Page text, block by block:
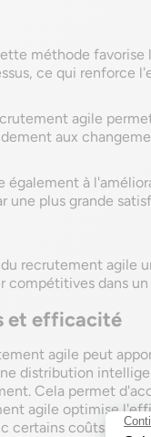
méthode
ce qui renforce
agile
aux
également à
une plus grande
recrutement agile
compétitives dans
et efficacité
agile peut
distribution
Cela permet
agile optimise
certains coûts.